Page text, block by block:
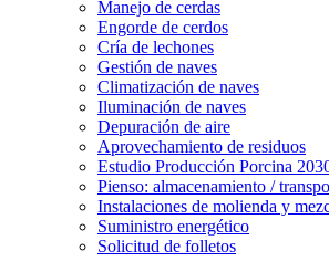
Manejo de cerdas
Engorde de cerdos
Cría de lechones
Gestión de naves
Climatización de naves
Iluminación de naves
Depuración de aire
Aprovechamiento de residuos
Estudio Producción Porcina
Pienso: almacenamiento /
Instalaciones de molienda y
Suministro energético
Solicitud de folletos